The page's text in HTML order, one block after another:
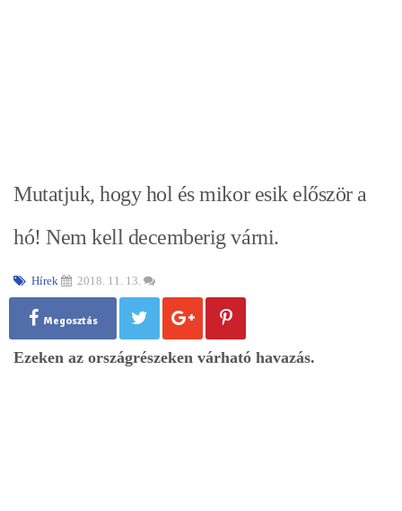
Mutatjuk, hogy hol és mikor esik először a
hó! Nem kell decemberig várni.
Hírek 2018. 11. 13.
Megosztás
Ezeken az országrészeken várható havazás.